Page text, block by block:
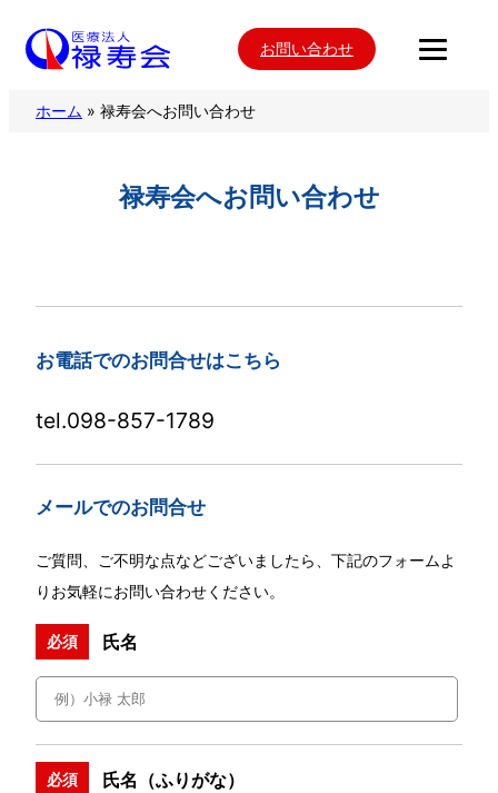
お問い合わせ
ホーム » 禄寿会へお問い合わせ
禄寿会へお問い合わせ
お電話でのお問合せはこちら
tel.098-857-1789
メールでのお問合せ
ご質問、ご不明な点などございましたら、下記のフォームよ
りお気軽にお問い合わせください。
必須 氏名
必須 氏名（ふりがな）